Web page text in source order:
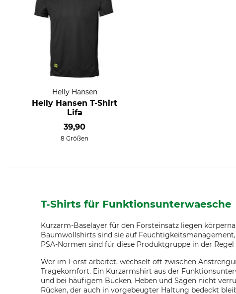
Helly Hansen
Helly Hansen T-Shirt
Lifa
39,90
8 Größen
T-Shirts für Funktionsunterwaesche
Kurzarm-Baselayer für den Forsteinsatz liegen
Baumwollshirts sind sie auf
PSA-Normen sind für diese Produktgruppe in der
Wer im Forst arbeitet, wechselt oft zwischen
Tragekomfort. Ein Kurzarmshirt aus der
und bei häufigem Bücken, Heben und Sägen nicht
Rücken, der auch in vorgebeugter Haltung bedeckt